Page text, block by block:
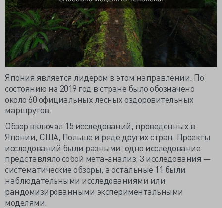
Япония является лидером в этом направлении. По
состоянию на 2019 год в стране было обозначено
около 60 официальных лесных оздоровительных
маршрутов.
Обзор включал 15 исследований, проведенных в
Японии, США, Польше и ряде других стран. Проекты
исследований были разными: одно исследование
представляло собой мета-анализ, 3 исследования —
систематические обзоры, а остальные 11 были
наблюдательными исследованиями или
рандомизированными экспериментальными
моделями.